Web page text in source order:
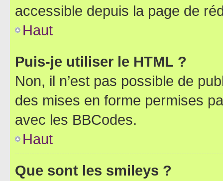
accessible depuis la page de
Haut
Puis-je utiliser le HTML ?
Non, il n’est pas possible de
des mises en forme permises
avec les BBCodes.
Haut
Que sont les smileys ?